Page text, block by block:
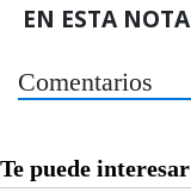
EN ESTA NOTA
Comentarios